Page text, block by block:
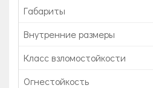
Габариты
Внутренние размеры
Класс взломостойкости
Огнестойкость